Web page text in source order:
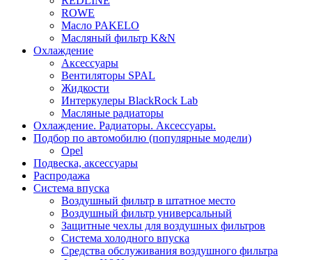
ROWE
Масло PAKELO
Масляный фильтр K&N
Охлаждение
Аксессуары
Вентиляторы SPAL
Жидкости
Интеркулеры BlackRock Lab
Масляные радиаторы
Охлаждение. Радиаторы. Аксессуары.
Подбор по автомобилю (популярные модели)
Opel
Подвеска, аксессуары
Распродажа
Система впуска
Воздушный фильтр в штатное место
Воздушный фильтр универсальный
Защитные чехлы для воздушных фильтров
Система холодного впуска
Средства обслуживания воздушного фильтра